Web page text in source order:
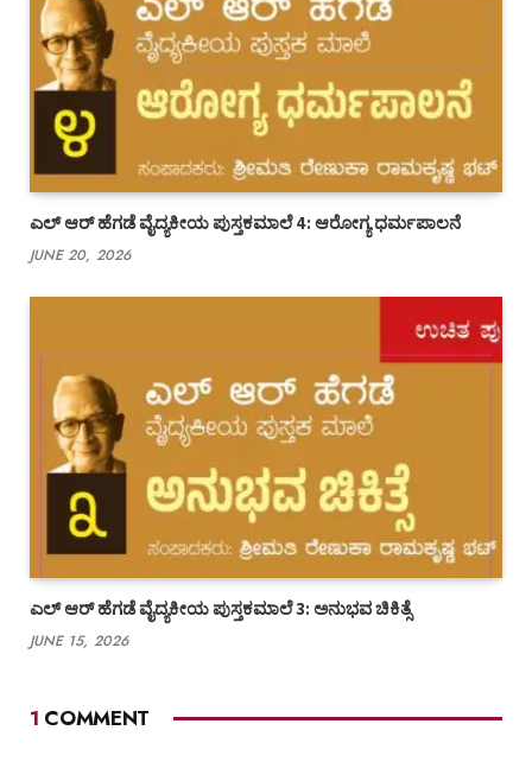
ಎಲ್ ಆರ್ ಹೆಗಡೆ ವೈದ್ಯಕೀಯ ಪುಸ್ತಕಮಾಲೆ 4: ಆರೋಗ್ಯ ಧರ್ಮಪಾಲನೆ
JUNE 20, 2026
ಎಲ್ ಆರ್ ಹೆಗಡೆ ವೈದ್ಯಕೀಯ ಪುಸ್ತಕಮಾಲೆ 3: ಅನುಭವ ಚಿಕಿತ್ಸೆ
JUNE 15, 2026
1 COMMENT